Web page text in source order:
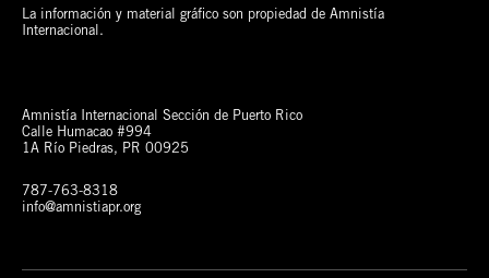
La información y material gráfico son propiedad de Amnistía
Internacional.
Amnistía Internacional Sección de Puerto Rico
Calle Humacao #994
1A Río Piedras, PR 00925
787-763-8318
info@amnistiapr.org